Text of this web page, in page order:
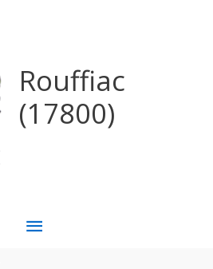
Rouffiac
(17800)
MENU